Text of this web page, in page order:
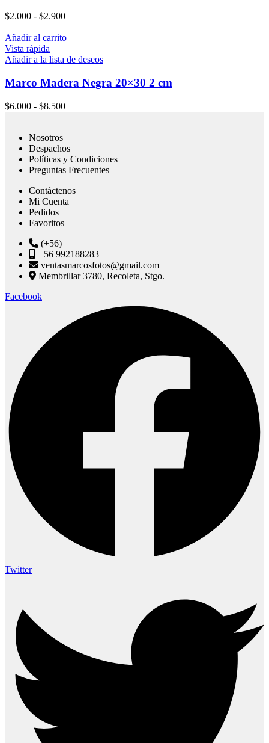
$2.000 - $2.900
Añadir al carrito
Vista rápida
Añadir a la lista de deseos
Marco Madera Negra 20×30 2 cm
$6.000 - $8.500
Nosotros
Despachos
Políticas y Condiciones
Preguntas Frecuentes
Contáctenos
Mi Cuenta
Pedidos
Favoritos
(+56)
+56 992188283
ventasmarcosfotos@gmail.com
Membrillar 3780, Recoleta, Stgo.
Facebook
Twitter